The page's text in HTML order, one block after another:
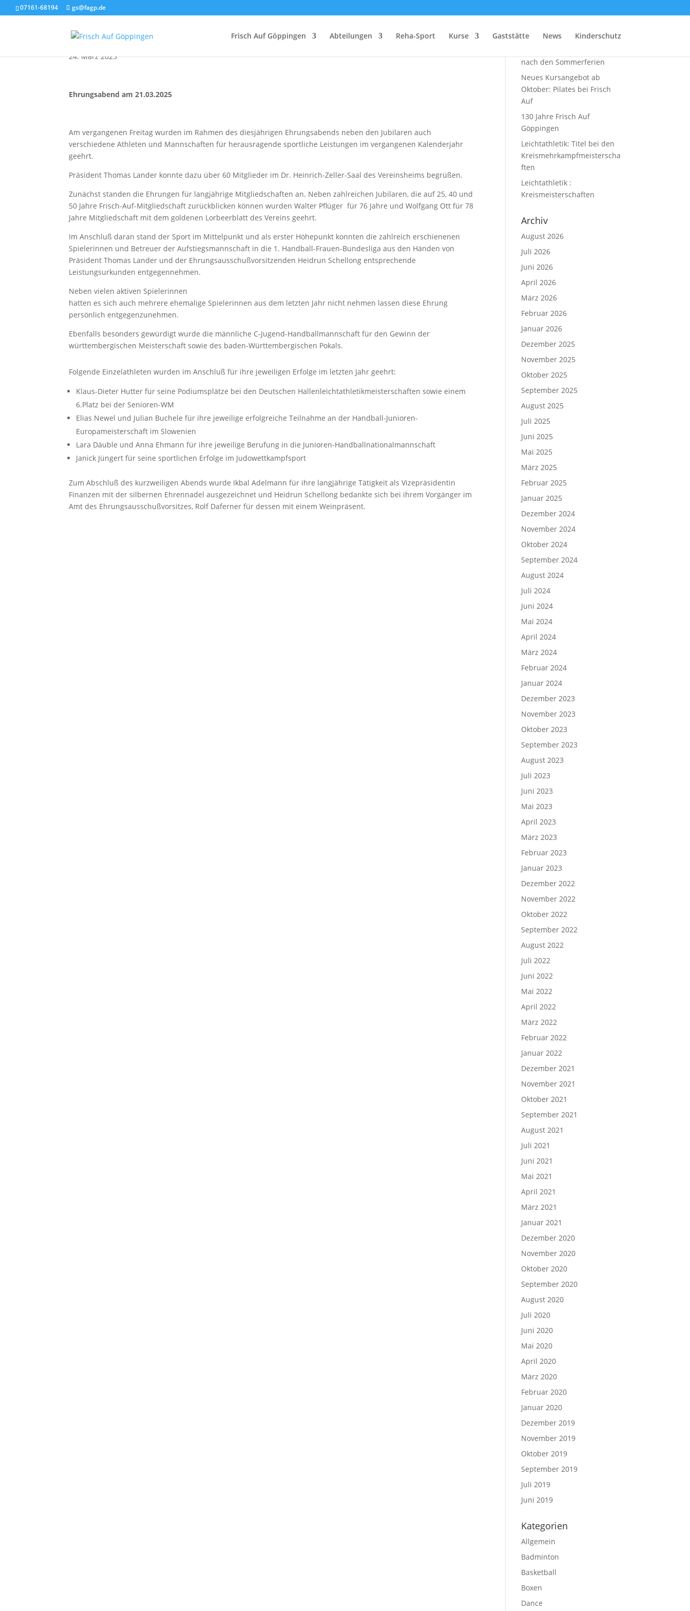
07161-68194 gs@fagp.de
Frisch Auf Göppingen Abteilungen Reha-Sport Kurse Gaststätte News Kinderschutz
Ehrungsabend am 21.03.2025
24. März 2025
Ehrungsabend am 21.03.2025
Am vergangenen Freitag wurden im Rahmen des diesjährigen Ehrungsabends neben den Jubilaren auch
verschiedene Athleten und Mannschaften für herausragende sportliche Leistungen im vergangenen Kalenderjahr
geehrt.
Präsident Thomas Lander konnte dazu über 60 Mitglieder im Dr. Heinrich-Zeller-Saal des Vereinsheims begrüßen.
Zunächst standen die Ehrungen für langjährige Mitgliedschaften an. Neben zahlreichen Jubilaren, die auf 25, 40 und
50 Jahre Frisch-Auf-Mitgliedschaft zurückblicken können wurden Walter Pflüger für 76 Jahre und Wolfgang Ott für 78
Jahre Mitgliedschaft mit dem goldenen Lorbeerblatt des Vereins geehrt.
Im Anschluß daran stand der Sport im Mittelpunkt und als erster Höhepunkt konnten die zahlreich erschienenen
Spielerinnen und Betreuer der Aufstiegsmannschaft in die 1. Handball-Frauen-Bundesliga aus den Händen von
Präsident Thomas Lander und der Ehrungsausschußvorsitzenden Heidrun Schellong entsprechende
Leistungsurkunden entgegennehmen.
Neben vielen aktiven Spielerinnen
hatten es sich auch mehrere ehemalige Spielerinnen aus dem letzten Jahr nicht nehmen lassen diese Ehrung
persönlich entgegenzunehmen.
Ebenfalls besonders gewürdigt wurde die männliche C-Jugend-Handballmannschaft für den Gewinn der
württembergischen Meisterschaft sowie des baden-Württembergischen Pokals.
Folgende Einzelathleten wurden im Anschluß für ihre jeweiligen Erfolge im letzten Jahr geehrt:
Klaus-Dieter Hutter für seine Podiumsplätze bei den Deutschen Hallenleichtathletikmeisterschaften sowie einem
6.Platz bei der Senioren-WM
Elias Newel und Julian Buchele für ihre jeweilige erfolgreiche Teilnahme an der Handball-Junioren-
Europameisterschaft im Slowenien
Lara Däuble und Anna Ehmann für ihre jeweilige Berufung in die Junioren-Handballnationalmannschaft
Janick Jüngert für seine sportlichen Erfolge im Judowettkampfsport
Zum Abschluß des kurzweiligen Abends wurde Ikbal Adelmann für ihre langjährige Tätigkeit als Vizepräsidentin
Finanzen mit der silbernen Ehrennadel ausgezeichnet und Heidrun Schellong bedankte sich bei ihrem Vorgänger im
Amt des Ehrungsausschußvorsitzes, Rolf Daferner für dessen mit einem Weinpräsent.
Neueste Beiträge
nach den Sommerferien
Neues Kursangebot ab
Oktober: Pilates bei Frisch
Auf
130 Jahre Frisch Auf
Göppingen
Leichtathletik: Titel bei den
Kreismehrkampfmeisterscha
ften
Leichtathletik :
Kreismeisterschaften
Archiv
August 2026
Juli 2026
Juni 2026
April 2026
März 2026
Februar 2026
Januar 2026
Dezember 2025
November 2025
Oktober 2025
September 2025
August 2025
Juli 2025
Juni 2025
Mai 2025
März 2025
Februar 2025
Januar 2025
Dezember 2024
November 2024
Oktober 2024
September 2024
August 2024
Juli 2024
Juni 2024
Mai 2024
April 2024
März 2024
Februar 2024
Januar 2024
Dezember 2023
November 2023
Oktober 2023
September 2023
August 2023
Juli 2023
Juni 2023
Mai 2023
April 2023
März 2023
Februar 2023
Januar 2023
Dezember 2022
November 2022
Oktober 2022
September 2022
August 2022
Juli 2022
Juni 2022
Mai 2022
April 2022
März 2022
Februar 2022
Januar 2022
Dezember 2021
November 2021
Oktober 2021
September 2021
August 2021
Juli 2021
Juni 2021
Mai 2021
April 2021
März 2021
Januar 2021
Dezember 2020
November 2020
Oktober 2020
September 2020
August 2020
Juli 2020
Juni 2020
Mai 2020
April 2020
März 2020
Februar 2020
Januar 2020
Dezember 2019
November 2019
Oktober 2019
September 2019
Juli 2019
Juni 2019
Kategorien
Allgemein
Badminton
Basketball
Boxen
Dance